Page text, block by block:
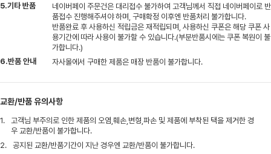
5.기타 반품
네이버페이 주문건은 대리접수 불가하여 고객님께서 직접 네이버페이로 반
품접수 진행해주셔야 하며, 구매확정 이후엔 반품처리 불가합니다.
반품완료 후 사용하신 적립금은 재적립되며, 사용하신 쿠폰은 해당 쿠폰 사
용기간에 따라 사용이 불가할 수 있습니다.(부분반품시에는 쿠폰 복원이 불
가합니다.)
6.반품 안내
자사몰에서 구매한 제품은 매장 반품이 불가합니다.
교환/반품 유의사항
1.
고객님 부주의로 인한 제품의 오염,훼손,변형,파손 및 제품에 부착된 택을 제거한 경
우 교환/반품이 불가합니다.
2.
공지된 교환/반품기간이 지난 경우엔 교환/반품이 불가합니다.